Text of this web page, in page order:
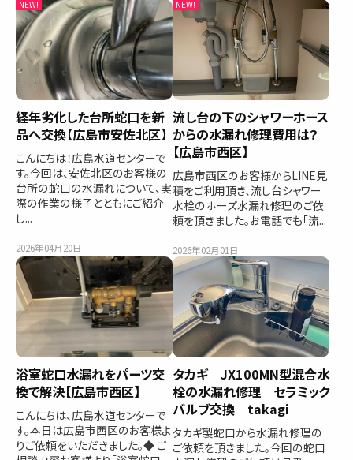
経年劣化した台所蛇口を新
品へ交換【広島市安佐北区】
こんにちは！広島水道センターで
す。今回は、安佐北区のお客様の
台所の蛇口の水漏れについて、実
際の作業の様子とともにご紹介
し...
2026年04月20日
流し台の下のシャワーホース
からの水漏れ修理費用は？
【広島市西区】
広島市西区のお客様からLINE見
積をご利用頂き、流し台シャワー
水栓のホーズ水漏れ修理のご依
頼を頂きました。お電話でも「流...
2026年02月01日
浴室蛇口水漏れをパーツ交
換で解決【広島市西区】
こんにちは、広島水道センターで
す。本日は広島市西区のお客様よ
りご依頼をいただきました。◆ ご
タカギ JX100MN型混合水
栓の水漏れ修理 セラミック
バルブ交換 takagi
タカギ製蛇口から水漏れ修理の
ご依頼を頂きました。今回の蛇口